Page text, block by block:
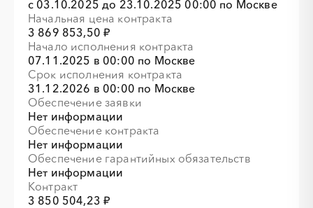
с 03.10.2025 до 23.10.2025 00:00 по Москве
Начальная цена контракта
3 869 853,50 ₽
Начало исполнения контракта
07.11.2025 в 00:00 по Москве
Срок исполнения контракта
31.12.2026 в 00:00 по Москве
Обеспечение заявки
Нет информации
Обеспечение контракта
Нет информации
Обеспечение гарантийных обязательств
Нет информации
Контракт
3 850 504,23 ₽
░░░░